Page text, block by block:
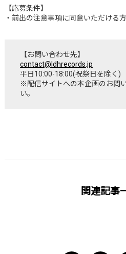
【応募条件】
・前出の注意事項に同意いただける方
【お問い合わせ先】
contact@ldhrecords.jp
平日10:00-18:00(祝祭日を除く)
※配信サイトへの本企画のお問
い。
関連記事